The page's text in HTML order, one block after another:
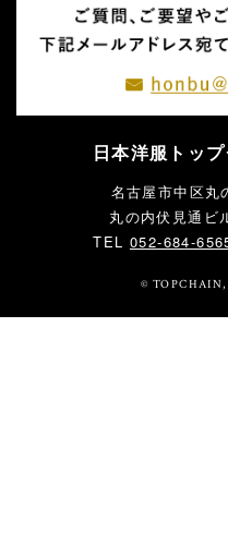
日本洋服トッ
名古屋市中区丸
丸の内伏見通ビ
TEL 052-684-
©